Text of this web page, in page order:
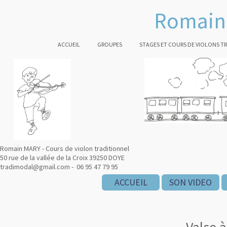
ACCUEIL GROUPES STAGES ET COURS DE VIOLONS
Romain MARY - Cours de violon traditionnel
50 rue de la vallée de la Croix 39250 DOYE
tradimodal@gmail.com - 06 95 47 79 95
ACCUEIL SON VIDEO